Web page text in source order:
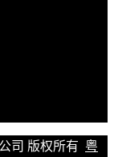
司 版权所有 粤